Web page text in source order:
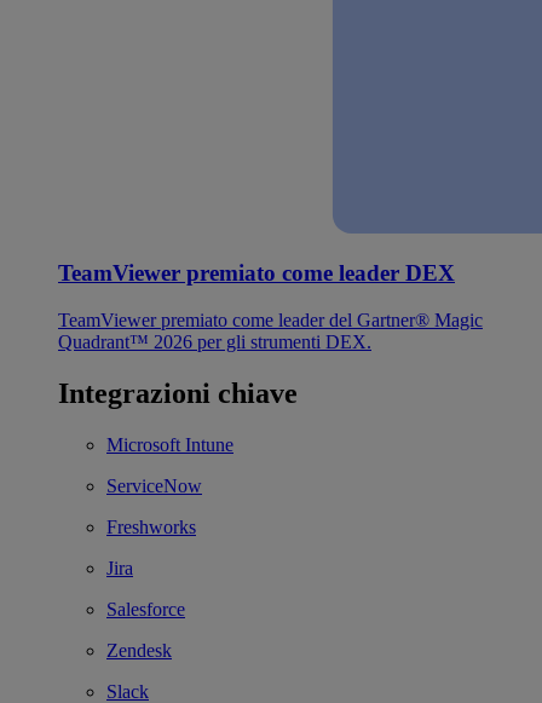
TeamViewer premiato come leader DEX
TeamViewer premiato come leader del Gartner® Magic
Quadrant™ 2026 per gli strumenti DEX.
Integrazioni chiave
Microsoft Intune
ServiceNow
Freshworks
Jira
Salesforce
Zendesk
Slack